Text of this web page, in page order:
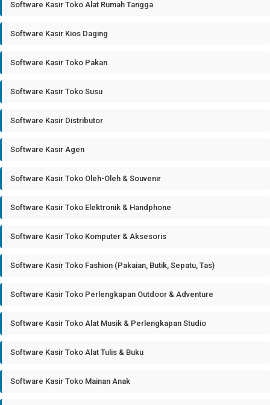
Software Kasir Toko Alat Rumah Tangga
Software Kasir Kios Daging
Software Kasir Toko Pakan
Software Kasir Toko Susu
Software Kasir Distributor
Software Kasir Agen
Software Kasir Toko Oleh-Oleh & Souvenir
Software Kasir Toko Elektronik & Handphone
Software Kasir Toko Komputer & Aksesoris
Software Kasir Toko Fashion (Pakaian, Butik, Sepatu, Tas)
Software Kasir Toko Perlengkapan Outdoor & Adventure
Software Kasir Toko Alat Musik & Perlengkapan Studio
Software Kasir Toko Alat Tulis & Buku
Software Kasir Toko Mainan Anak